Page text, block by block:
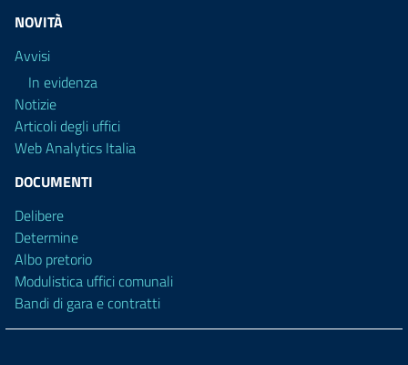
NOVITÀ
Avvisi
In evidenza
Notizie
Articoli degli uffici
Web Analytics Italia
DOCUMENTI
Delibere
Determine
Albo pretorio
Modulistica uffici comunali
Bandi di gara e contratti